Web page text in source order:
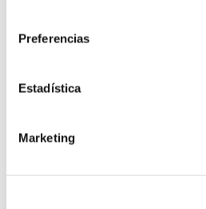
Preferencias
Estadística
Marketing